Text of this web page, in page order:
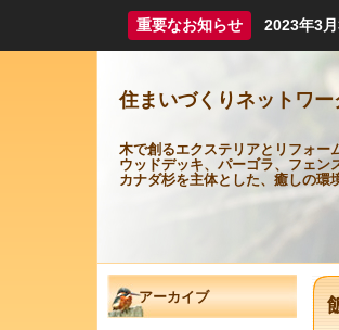
重要なお知らせ 2023年3
住まいづくりネットワ
木で創るエクステリアとリフォー
ウッドデッキ、パーゴラ、フェン
カナダ杉を主体とした、癒しの環
アーカイブ